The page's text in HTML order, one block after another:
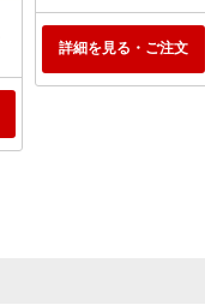
詳細を見る・ご注文